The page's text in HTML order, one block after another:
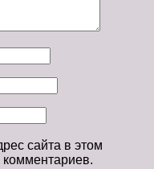
сайта в этом